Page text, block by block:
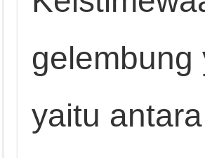
gelembung
yaitu